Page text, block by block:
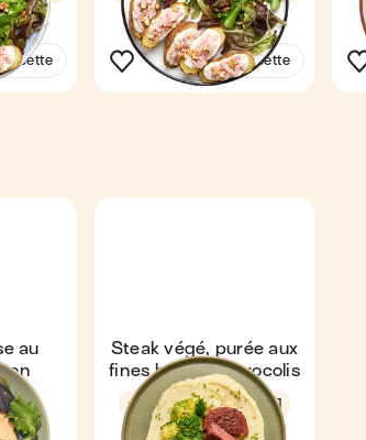
recette
1
Voir la recette
au
4,6
1
Steak végé, purée aux
fines herbes & brocolis
4,5 21 min 1